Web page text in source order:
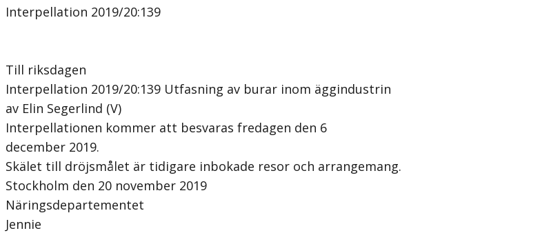
Interpellation 2019/20:139
Till riksdagen
Interpellation 2019/20:139 Utfasning av burar inom äggindustrin
av Elin Segerlind (V)
Interpellationen kommer att besvaras fredagen den 6
december 2019.
Skälet till dröjsmålet är tidigare inbokade resor och arrangemang.
Stockholm den 20 november 2019
Näringsdepartementet
Jennie